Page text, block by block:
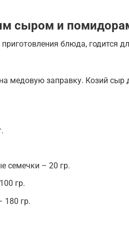
сыром и
блюда, годится
медовую заправку. Козий сыр
семечки – 20 гр.
гр.
180 гр.